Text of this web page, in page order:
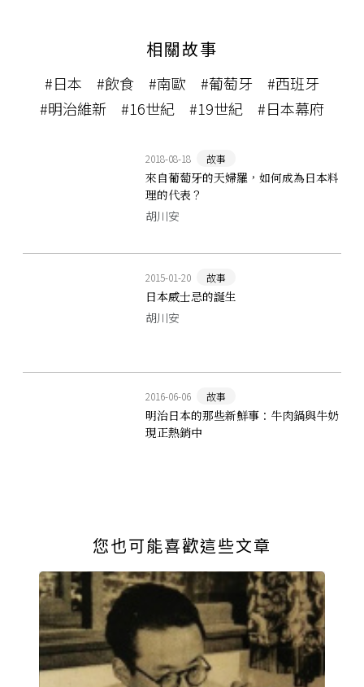
相關故事
#日本 #飲食 #南歐 #葡萄牙
#西班牙
#明治維新
#16世紀 #19世紀 #日本幕府
2018-08-18 故事
來自葡萄牙的天婦羅，如何成為日本料
理的代表？
胡川安
2015-01-20 故事
日本威士忌的誕生
胡川安
2016-06-06 故事
明治日本的那些新鮮事：牛肉鍋與牛奶
現正熱銷中
您也可能喜歡這些文章